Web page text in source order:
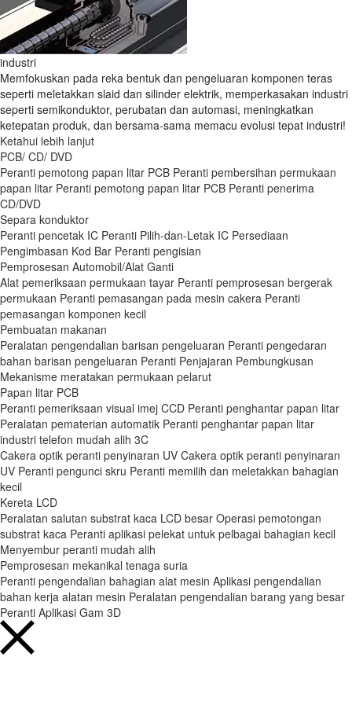
industri
Memfokuskan pada reka bentuk dan pengeluaran komponen teras
seperti meletakkan slaid dan silinder elektrik, memperkasakan industri
seperti semikonduktor, perubatan dan automasi, meningkatkan
ketepatan produk, dan bersama-sama memacu evolusi tepat industri!
Ketahui lebih lanjut
PCB/ CD/ DVD
Peranti pemotong papan litar PCB Peranti pembersihan permukaan
papan litar Peranti pemotong papan litar PCB Peranti penerima
CD/DVD
Separa konduktor
Peranti pencetak IC Peranti Pilih-dan-Letak IC Persediaan
Pengimbasan Kod Bar Peranti pengisian
Pemprosesan Automobil/Alat Ganti
Alat pemeriksaan permukaan tayar Peranti pemprosesan bergerak
permukaan Peranti pemasangan pada mesin cakera Peranti
pemasangan komponen kecil
Pembuatan makanan
Peralatan pengendalian barisan pengeluaran Peranti pengedaran
bahan barisan pengeluaran Peranti Penjajaran Pembungkusan
Mekanisme meratakan permukaan pelarut
Papan litar PCB
Peranti pemeriksaan visual imej CCD Peranti penghantar papan litar
Peralatan pematerian automatik Peranti penghantar papan litar
industri telefon mudah alih 3C
Cakera optik peranti penyinaran UV Cakera optik peranti penyinaran
UV Peranti pengunci skru Peranti memilih dan meletakkan bahagian
kecil
Kereta LCD
Peralatan salutan substrat kaca LCD besar Operasi pemotongan
substrat kaca Peranti aplikasi pelekat untuk pelbagai bahagian kecil
Menyembur peranti mudah alih
Pemprosesan mekanikal tenaga suria
Peranti pengendalian bahagian alat mesin Aplikasi pengendalian
bahan kerja alatan mesin Peralatan pengendalian barang yang besar
Peranti Aplikasi Gam 3D